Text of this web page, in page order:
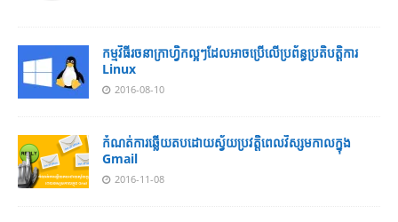
កម្មវិធីរចនាក្រាហ្វិកល្អៗ​ដែលអាច​ប្រើលើ​ប្រព័ន្ធ​ប្រតិបត្តិការ
Linux
2016-08-10
កំណត់ការឆ្លើយតបដោយស្វ័យប្រវត្តិពេលវិស្សមកាលក្នុង
Gmail
2016-11-08